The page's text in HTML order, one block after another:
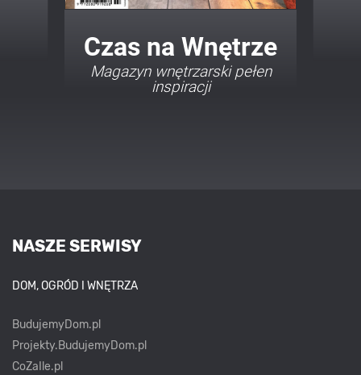
Twój Dom Twój Styl
Porady i inspiracje w
najmodniejszych stylach
NASZE SERWISY
DOM, OGRÓD I WNĘTRZA
BudujemyDom.pl
Projekty.BudujemyDom.pl
CoZaIle.pl